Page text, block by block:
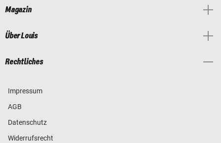
Magazin
Über Louis
Rechtliches
Impressum
AGB
Datenschutz
Widerrufsrecht